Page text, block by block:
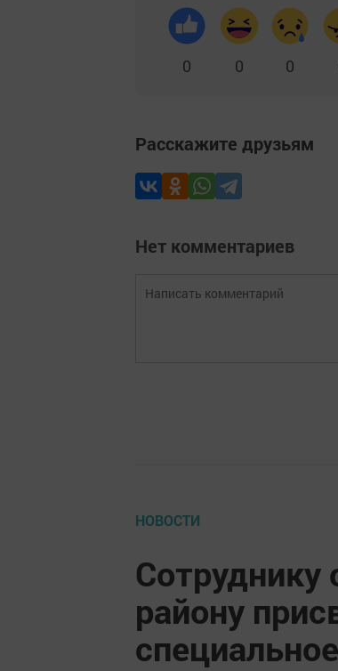
0 0 0
Расскажите друзьям
Нет комментариев
НОВОСТИ
району